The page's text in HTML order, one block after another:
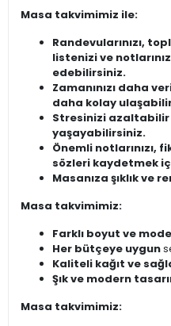
Masa takvimimiz ile:
Randevularınızı,
listenizi ve
edebilirsiniz.
Zamanınızı daha
daha kolay
Stresinizi
yaşayabilirsiniz.
Önemli notlarınızı,
sözleri kaydetmek
Masanıza şıklık ve
Masa takvimimiz:
Farklı boyut ve
Her bütçeye uygun
Kaliteli kağıt ve
Şık ve modern
Masa takvimimiz: